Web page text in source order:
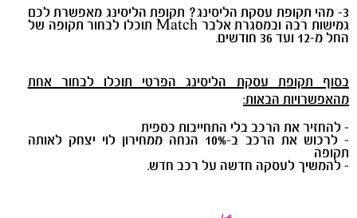
3- מהי תקופת עסקת הליסינג? תקופת הליסינג מאפשרת לכם
גמישות רבה ובמסגרת אלבר Match תוכלו לבחור תקופה של
החל מ-12 ועד 36 חודשים.
בסוף תקופת עסקת הליסינג הפרטי תוכלו לבחור אחת
מהאפשרויות הבאות:
- להחזיר את הרכב בלי התחייבות כספית
- לרכוש את הרכב ב-10% הנחה ממחירון לוי יצחק לאותה
תקופה
- להמשיך לעסקה חדשה על רכב חדש.